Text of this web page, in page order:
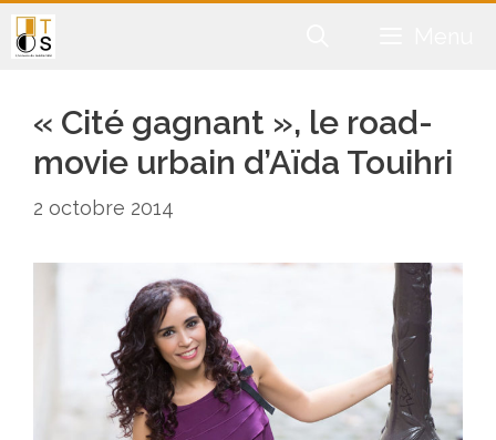
Aller
au
« Cité gagnant », le road-
movie urbain d’Aïda Touihri
2 octobre 2014